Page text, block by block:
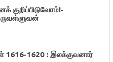
குறிப்பிடுவோம்!-
1616-1620 : இலக்குவனார்